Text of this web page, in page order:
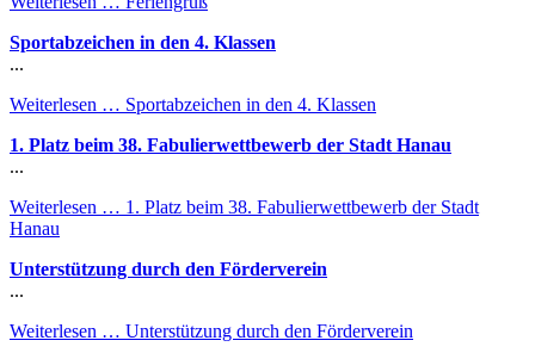
Sportabzeichen in den 4. Klassen
...
Weiterlesen … Sportabzeichen in den 4. Klassen
1. Platz beim 38. Fabulierwettbewerb der Stadt Hanau
...
Weiterlesen … 1. Platz beim 38. Fabulierwettbewerb der Stadt
Hanau
Unterstützung durch den Förderverein
...
Weiterlesen … Unterstützung durch den Förderverein